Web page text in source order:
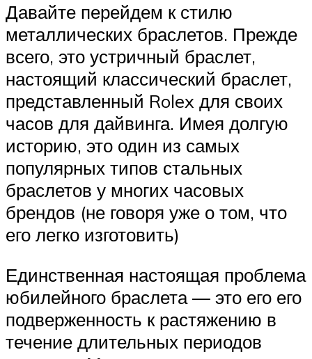
Давайте перейдем к стилю
металлических браслетов. Прежде
всего, это устричный браслет,
настоящий классический браслет,
представленный Rolex для своих
часов для дайвинга. Имея долгую
историю, это один из самых
популярных типов стальных
браслетов у многих часовых
брендов (не говоря уже о том, что
его легко изготовить)
Единственная настоящая проблема
юбилейного браслета — это его его
подверженность к растяжению в
течение длительных периодов